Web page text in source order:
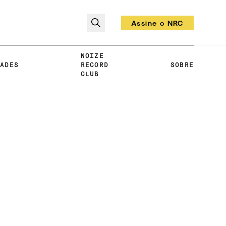
Assine o NRC
NOIZE
RECORD
CLUB
SOBRE